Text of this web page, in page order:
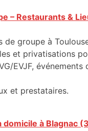
– Restaurants &
de groupe à
et privatisations
EVJF, événements
et prestataires.
domicile à Blagnac